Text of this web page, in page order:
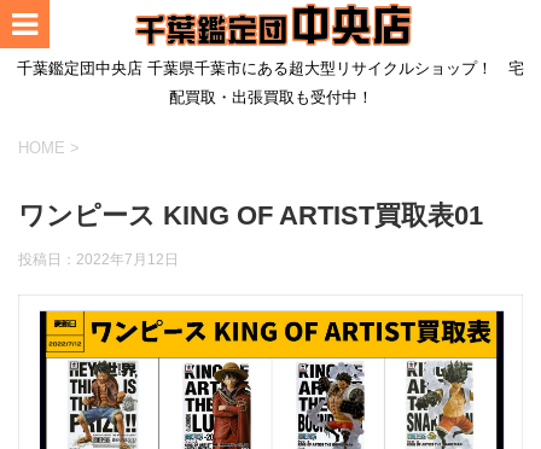
千葉鑑定団中央店 千葉県千葉市にある超大型リサイクルショップ！ 宅
配買取・出張買取も受付中！
HOME >
ワンピース KING OF ARTIST買取表01
投稿日： 2022年7月12日